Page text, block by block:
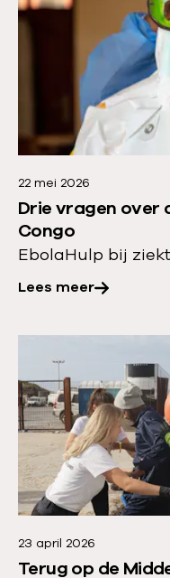
22 mei 2026
Drie vragen over
Congo
EbolaHulp bij
Lees meer
e
e
o
v
e
r
:
r
e
v
a
g
e
n
o
23 april 2026
Terug op de
e
s
m
e
e
o